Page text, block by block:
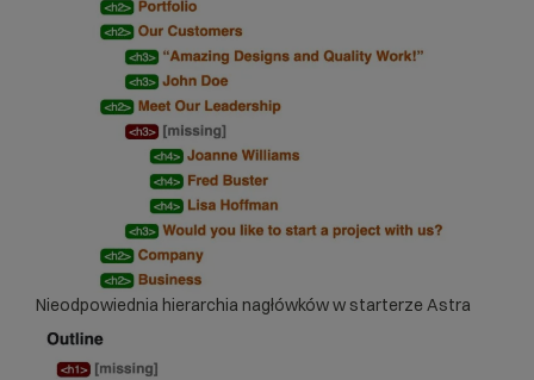
Nieodpowiednia hierarchia nagłówków w starterze Astra